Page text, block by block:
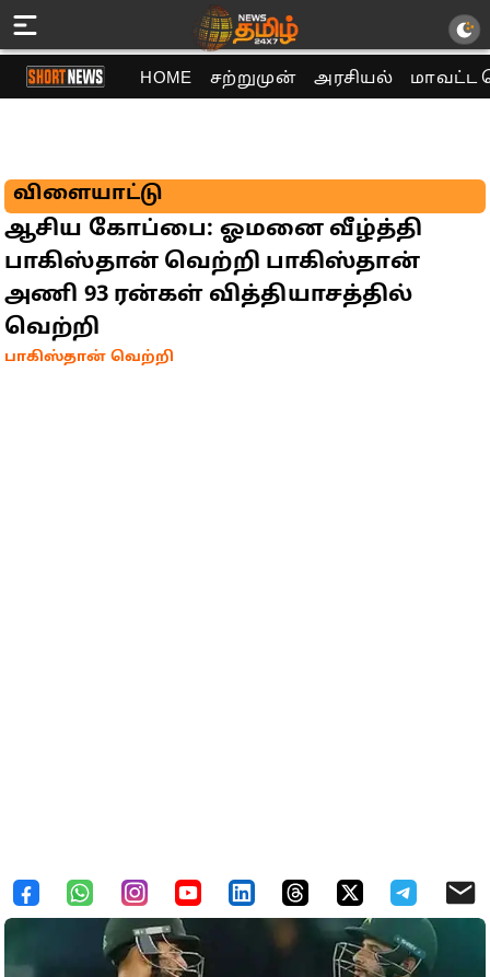
HOME சற்றுமுன் அரசியல் மாவட்ட
விளையாட்டு
ஆசிய கோப்பை: ஓமனை வீழ்த்தி
பாகிஸ்தான் வெற்றி பாகிஸ்தான்
அணி 93 ரன்கள் வித்தியாசத்தில்
வெற்றி
பாகிஸ்தான் வெற்றி